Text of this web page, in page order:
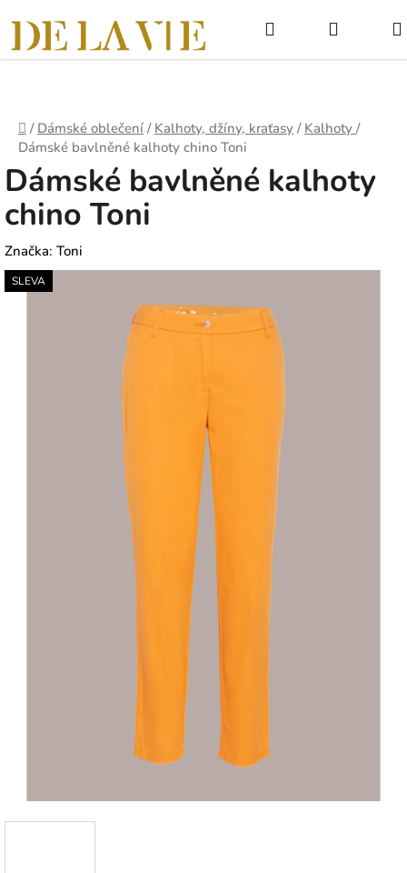
na
obsah
NÁKUPNÍ
KOŠÍK
Domů
/ Dámské oblečení / Kalhoty, džíny, kraťasy / Kalhoty /
Dámské bavlněné kalhoty chino Toni
Dámské bavlněné kalhoty
chino Toni
Značka: Toni
SLEVA